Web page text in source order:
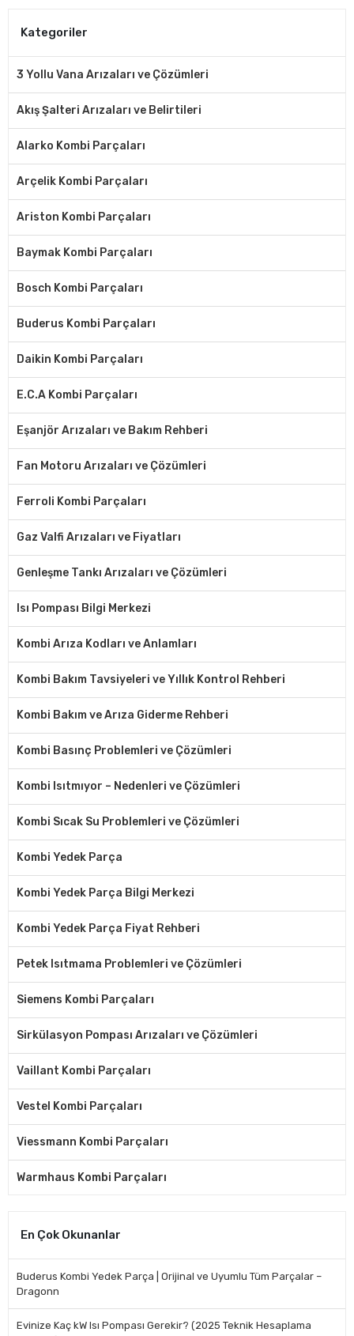
Kategoriler
3 Yollu Vana Arızaları ve Çözümleri
Akış Şalteri Arızaları ve Belirtileri
Alarko Kombi Parçaları
Arçelik Kombi Parçaları
Ariston Kombi Parçaları
Baymak Kombi Parçaları
Bosch Kombi Parçaları
Buderus Kombi Parçaları
Daikin Kombi Parçaları
E.C.A Kombi Parçaları
Eşanjör Arızaları ve Bakım Rehberi
Fan Motoru Arızaları ve Çözümleri
Ferroli Kombi Parçaları
Gaz Valfi Arızaları ve Fiyatları
Genleşme Tankı Arızaları ve Çözümleri
Isı Pompası Bilgi Merkezi
Kombi Arıza Kodları ve Anlamları
Kombi Bakım Tavsiyeleri ve Yıllık Kontrol Rehberi
Kombi Bakım ve Arıza Giderme Rehberi
Kombi Basınç Problemleri ve Çözümleri
Kombi Isıtmıyor – Nedenleri ve Çözümleri
Kombi Sıcak Su Problemleri ve Çözümleri
Kombi Yedek Parça
Kombi Yedek Parça Bilgi Merkezi
Kombi Yedek Parça Fiyat Rehberi
Petek Isıtmama Problemleri ve Çözümleri
Siemens Kombi Parçaları
Sirkülasyon Pompası Arızaları ve Çözümleri
Vaillant Kombi Parçaları
Vestel Kombi Parçaları
Viessmann Kombi Parçaları
Warmhaus Kombi Parçaları
En Çok Okunanlar
Buderus Kombi Yedek Parça | Orijinal ve Uyumlu Tüm Parçalar –
Dragonn
Evinize Kaç kW Isı Pompası Gerekir? (2025 Teknik Hesaplama